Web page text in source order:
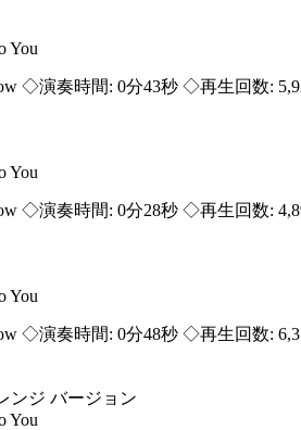
◇演奏時間: 0分43秒 ◇再生回数:
◇演奏時間: 0分28秒 ◇再生回数:
◇演奏時間: 0分48秒 ◇再生回数:
ンジ バージョン